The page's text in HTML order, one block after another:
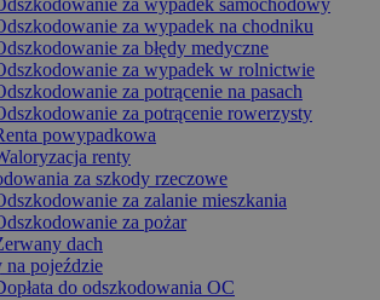
za wypadek samochodowy
za wypadek na chodniku
za błędy medyczne
za wypadek w rolnictwie
za potrącenie na pasach
za potrącenie rowerzysty
powypadkowa
renty
za szkody rzeczowe
za zalanie mieszkania
za pożar
dach
na pojeździe
do odszkodowania OC